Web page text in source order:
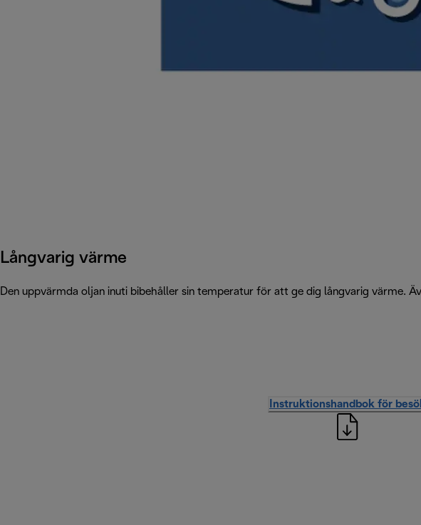
Långvarig värme
Den uppvärmda oljan inuti bibehåller sin temperatur för att ge dig långvarig värme.
Instruktionshandbok för